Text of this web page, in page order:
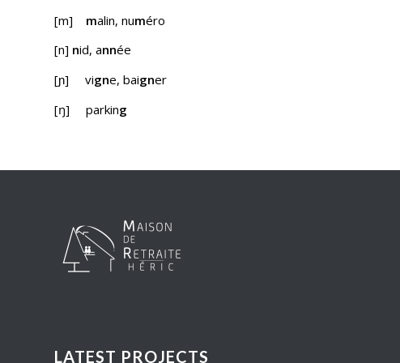
[m] malin, numéro
[n] nid, année
[ɲ] vigne, baigner
[ŋ] parking
LATEST PROJECTS